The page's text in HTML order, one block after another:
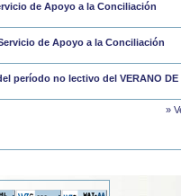
de Apoyo a la Conciliación
de Apoyo a la Conciliación
período no lectivo del VERANO DE
»